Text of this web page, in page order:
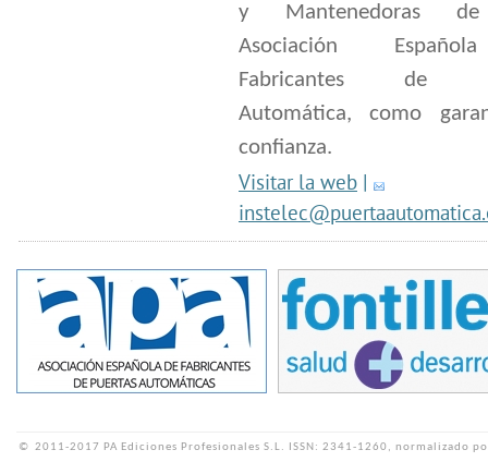
y Mantenedoras
Asociación
Fabricantes de
Automática, como
confianza.
Visitar la web |
© 2011-2017 PA Ediciones Profesionales S.L. ISSN: 2341-1260, normalizado